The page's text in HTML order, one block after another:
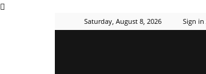
Saturday, August 8, 2026 Sign in